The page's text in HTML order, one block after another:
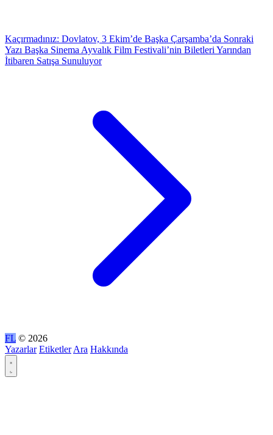
Kaçırmadınız: Dovlatov, 3 Ekim’de Başka Çarşamba’da Sonraki
Yazı Başka Sinema Ayvalık Film Festivali’nin Biletleri Yarından
İtibaren Satışa Sunuluyor
FL © 2026
Yazarlar Etiketler Ara Hakkında